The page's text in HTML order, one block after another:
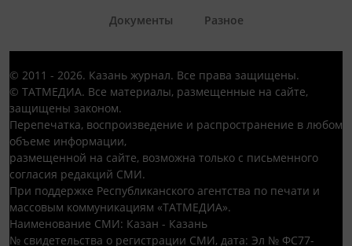
Документы Разное
© 2011 - 2026. Казань журнал. Все права защищены.
© ТАТМЕДИА. Все материалы, размещенные на сайте,
защищены законом.
Перепечатка, воспроизведение и распространение в любом
объеме информации,
размещенной на сайте, возможна только с письменного
согласия редакций СМИ.
При поддержке Республиканского агентства по печати и
массовым коммуникациям «ТАТМЕДИА».
Наименование СМИ: Казан - Казань
№ свидетельства о регистрации СМИ, дата: Эл № ФС77-